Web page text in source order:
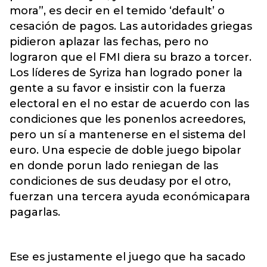
mora”, es decir en el temido ‘default’ o
cesación de pagos. Las autoridades griegas
pidieron aplazar las fechas, pero no
lograron que el FMI diera su brazo a torcer.
Los líderes de Syriza han logrado poner la
gente a su favor e insistir con la fuerza
electoral en el no estar de acuerdo con las
condiciones que les ponenlos acreedores,
pero un sí a mantenerse en el sistema del
euro. Una especie de doble juego bipolar
en donde porun lado reniegan de las
condiciones de sus deudasy por el otro,
fuerzan una tercera ayuda económicapara
pagarlas.
Ese es justamente el juego que ha sacado